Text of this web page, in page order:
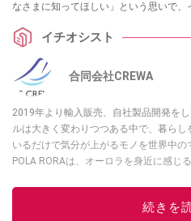
なさまに知ってほしい」という思いで
ょう。 イチオシスト
合同会社CREWA
2019年より輸入販売、自社製品開発を
ルは大きく変わりつつある中で、暮ら
いるだけで気分が上がるモノを世界中の
POLA RORAは、オーロラを身近に感じ
願っています。
続きを